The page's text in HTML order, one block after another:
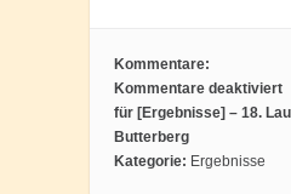
Kommentare:
Kommentare deaktiviert
für [Ergebnisse] – 18.
Butterberg
Kategorie: Ergebnisse